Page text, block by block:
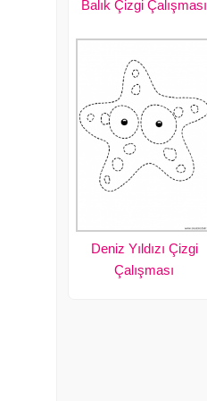
Balık Çizgi Çalışması
Deniz Yıldızı Çizgi
Çalışması